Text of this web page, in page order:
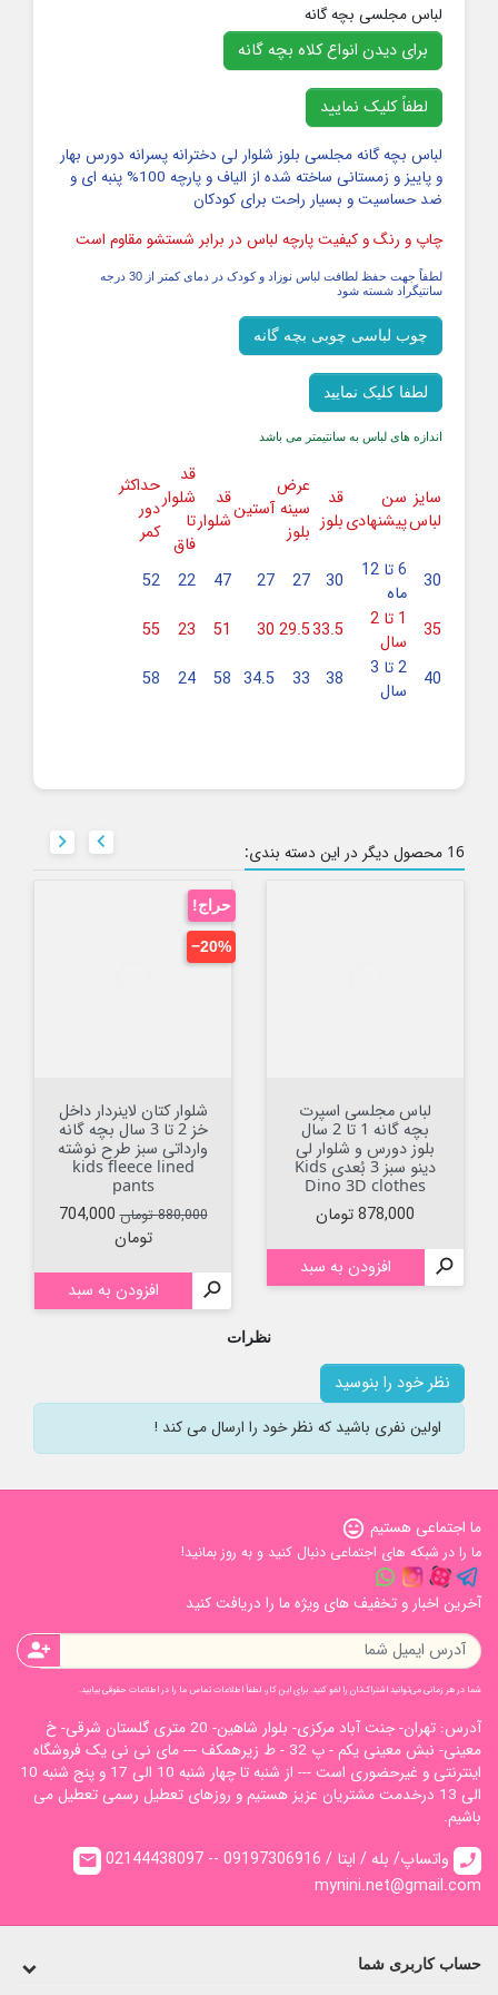
لباس مجلسی بچه گانه
برای دیدن انواع کلاه بچه گانه
لطفاً کلیک نمایید
لباس بچه گانه مجلسی بلوز شلوار لی دخترانه پسرانه دورس بهار
و پاییز و زمستانی ساخته شده از الیاف و پارچه 100% پنبه ای و
ضد حساسیت و بسیار راحت برای کودکان
چاپ و رنگ و کیفیت پارچه لباس در برابر شستشو مقاوم است
لطفاً جهت حفظ لطافت لباس نوزاد و کودک در دمای کمتر از 30 درجه
سانتیگراد شسته شود
چوب لباسی چوبی بچه گانه
لطفا کلیک نمایید
اندازه های لباس به سانتیمتر می باشد
سایز
لباس
سن
پیشنهادی
قد
بلوز
عرض
سینه
بلوز
آستینقد
شلوار
قد
شلوار
تا
فاق
حداکثر
دور
کمر
30
6 تا 12
ماه
30
27
27
47
22
52
35
1 تا 2
سال
33.5
29.5
30
51
23
55
40
2 تا 3
سال
38
33
34.5
58
24
58
16 محصول دیگر در این دسته بندی: 
لباس مجلسی اسپرت
بچه گانه 1 تا 2 سال
بلوز دورس و شلوار لی
دینو سبز 3 بُعدی Kids
Dino 3D clothes
قیمت
878,000 تومان
 افزودن به سبد
شلوار کتان لاینردار داخل
خز 2 تا 3 سال بچه گانه
وارداتی سبز طرح نوشته
kids fleece lined
pants
قیمت عادی
880,000 تومان قیمت
704,000
تومان
 افزودن به سبد
حراج!
‎−20%

نظرات
نظر خود را بنوسید
اولین نفری باشید که نظر خود را ارسال می کند !
ما اجتماعی هستیم sentiment_very_satisfied
ما را در شبکه های اجتماعی دنبال کنید و به روز بمانید!
آخرین اخبار و تخفیف های ویژه ما را دریافت کنید
person_add
شما در هر زمانی می‌توانید اشتراک‌تان را لغو کنید. برای این کار، لطفاً اطلاعات تماس ما را در اطلاعات حقوقی بیابید.
آدرس: تهران- جنت آباد مرکزی- بلوار شاهین- 20 متری گلستان شرقی- خ
معینی- نبش معینی یکم - پ 32 - ط زیرهمکف --- مای نی نی یک فروشگاه
اینترنتی و غیرحضوری است --- از شنبه تا چهار شنبه 10 الی 17 و پنج شنبه 10
الی 13 درخدمت مشتریان عزیز هستیم و روزهای تعطیل رسمی تعطیل می
باشیم.
call 02144438097 -- واتساپ/ بله / ایتا / 09197306916 email
mynini.net@gmail.com
حساب کاربری شما